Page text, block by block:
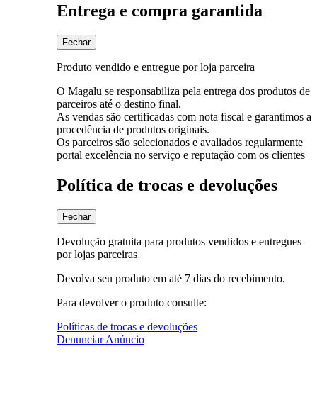
Entrega e compra garantida
Fechar
Produto vendido e entregue por loja parceira
O Magalu se responsabiliza pela entrega dos produtos de
parceiros até o destino final.
As vendas são certificadas com nota fiscal e garantimos a
procedência de produtos originais.
Os parceiros são selecionados e avaliados regularmente
portal excelência no serviço e reputação com os clientes
Política de trocas e devoluções
Fechar
Devolução gratuita para produtos vendidos e entregues
por lojas parceiras
Devolva seu produto em até 7 dias do recebimento.
Para devolver o produto consulte:
Políticas de trocas e devoluções
Denunciar Anúncio